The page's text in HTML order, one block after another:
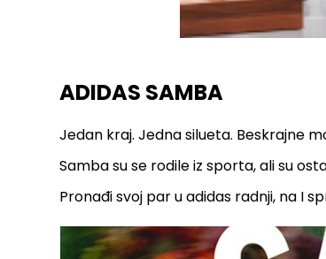
ADIDAS SAMBA
Jedan kraj. Jedna silueta. Beskrajne
Samba su se rodile iz sporta, ali su
Pronađi svoj par u adidas radnji, na I